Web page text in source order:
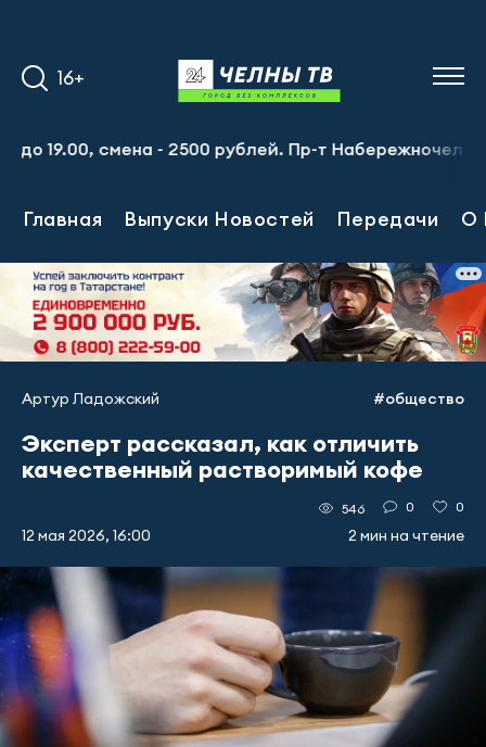
16+
смена - 2500 рублей. Пр-т Набережночелнинский,
Главная Выпуски Новостей Передачи О
Артур Ладожский #общество
Эксперт рассказал, как отличить
качественный растворимый кофе
12 мая 2026, 16:00
546 0 0
2 мин на чтение